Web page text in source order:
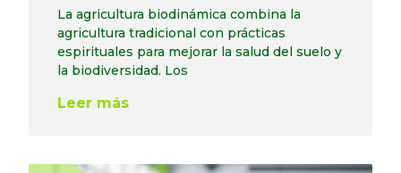
La agricultura biodinámica combina la
agricultura tradicional con prácticas
espirituales para mejorar la salud del suelo y
la biodiversidad. Los
Leer más